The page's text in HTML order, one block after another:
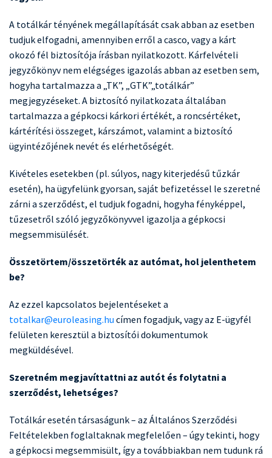
A totálkár tényének megállapítását csak abban az esetben
tudjuk elfogadni, amennyiben erről a casco, vagy a kárt
okozó fél biztosítója írásban nyilatkozott. Kárfelvételi
jegyzőkönyv nem elégséges igazolás abban az esetben sem,
hogyha tartalmazza a „TK”, „GTK”„totálkár”
megjegyzéseket. A biztosító nyilatkozata általában
tartalmazza a gépkocsi kárkori értékét, a roncsértéket,
kártérítési összeget, kárszámot, valamint a biztosító
ügyintézőjének nevét és elérhetőségét.
Kivételes esetekben (pl. súlyos, nagy kiterjedésű tűzkár
esetén), ha ügyfelünk gyorsan, saját befizetéssel le szeretné
zárni a szerződést, el tudjuk fogadni, hogyha fényképpel,
tűzesetről szóló jegyzőkönyvvel igazolja a gépkocsi
megsemmisülését.
Összetörtem/összetörték az autómat, hol jelenthetem
be?
Az ezzel kapcsolatos bejelentéseket a
totalkar@euroleasing.hu címen fogadjuk, vagy az E-ügyfél
felületen keresztül a biztosítói dokumentumok
megküldésével.
Szeretném megjavíttattni az autót és folytatni a
szerződést, lehetséges?
Totálkár esetén társaságunk – az Általános Szerződési
Feltételekben foglaltaknak megfelelően – úgy tekinti, hogy
a gépkocsi megsemmisült, így a továbbiakban nem tudunk rá